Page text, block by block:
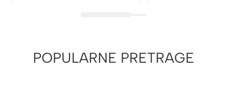
POPULARNE PRETRAGE